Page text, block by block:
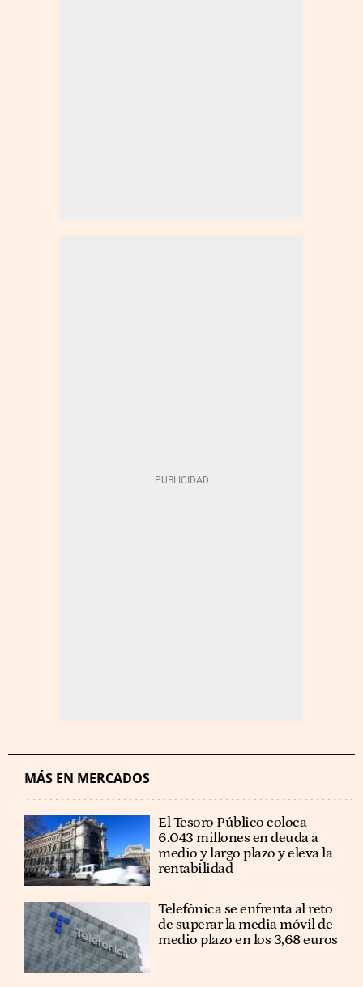
MÁS EN MERCADOS
El Tesoro Público coloca
6.043 millones en deuda a
medio y largo plazo y eleva la
rentabilidad
Telefónica se enfrenta al reto
de superar la media móvil de
medio plazo en los 3,68 euros